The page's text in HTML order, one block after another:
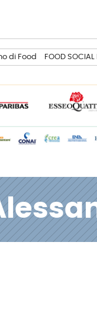
di Food FOOD SOCIAL